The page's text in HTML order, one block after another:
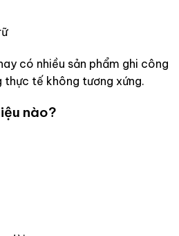
có nhiều sản phẩm ghi công
thực tế không tương xứng.
nào?